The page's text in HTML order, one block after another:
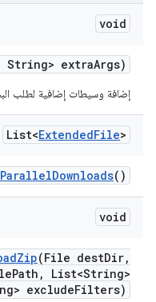
void
String> extraArgs)
إضافة وسيطات إضافية لطلب
List<ExtendedFile>
ParallelDownloads()
void
Zip(File destDir,
Path ,
List<String>
excludeFilters)